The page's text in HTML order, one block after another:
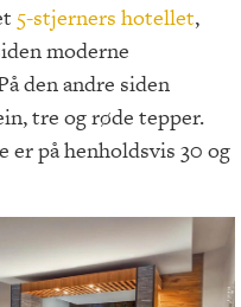
5-stjerners hotellet,
moderne
den andre siden
tre og røde tepper.
er på henholdsvis 30 og